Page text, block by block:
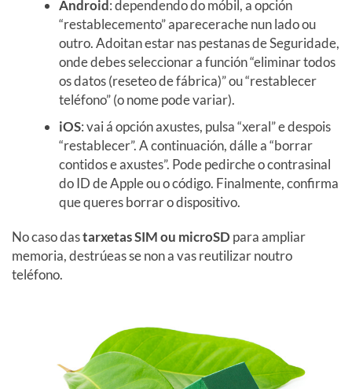
Android: dependendo do móbil, a opción
“restablecemento” aparecerache nun lado ou
outro. Adoitan estar nas pestanas de Seguridade,
onde debes seleccionar a función “eliminar todos
os datos (reseteo de fábrica)” ou “restablecer
teléfono” (o nome pode variar).
iOS: vai á opción axustes, pulsa “xeral” e despois
“restablecer”. A continuación, dálle a “borrar
contidos e axustes”. Pode pedirche o contrasinal
do ID de Apple ou o código. Finalmente, confirma
que queres borrar o dispositivo.
No caso dastarxetas SIM ou microSD para ampliar
memoria, destrúeas se non a vas reutilizar noutro
teléfono.